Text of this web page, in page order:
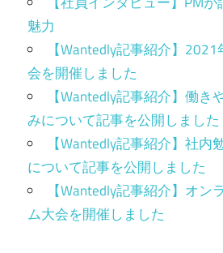
魅力
【Wantedly記事紹介】
会を開催しました
【Wantedly記事紹介】働き
みについて記事を公開しました
【Wantedly記事紹介】社内
について記事を公開しました
【Wantedly記事紹介】オン
ム大会を開催しました